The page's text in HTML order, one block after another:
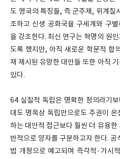
도 영국의 특징들, 즉 군주제, 위계질
조하고 신생 공화국을 구세계와 구
을 강조한다. 최신 연구는 혁명의 원
도록 했지만, 아직 새로운 학문적 합
재 제시된 유망한 대안들 또한 아직
있다.
64 실질적 독립은 명확한 정의라기
데도 명목상 독립만으로도 주권이
하는 대안적 접근보다 훨씬 더 유용
반적으로 양자를 구분하고자 한다.
법 개정으로 예고되며 즉각적·가시